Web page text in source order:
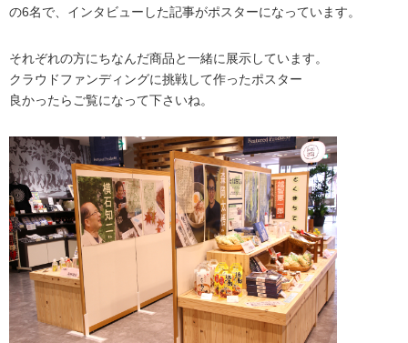
の6名で、インタビューした記事がポスターになっています。
それぞれの方にちなんだ商品と一緒に展示しています。
クラウドファンディングに挑戦して作ったポスター
良かったらご覧になって下さいね。